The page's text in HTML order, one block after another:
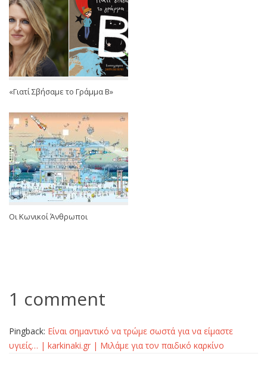
«Γιατί Σβήσαμε το Γράμμα Β»
Oι Κωνικοί Άνθρωποι
1 comment
Pingback: Είναι σημαντικό να τρώμε σωστά για να είμαστε
υγιείς… | karkinaki.gr | Μιλάμε για τον παιδικό καρκίνο